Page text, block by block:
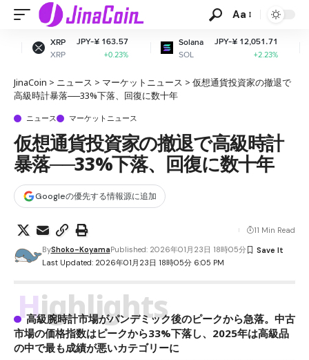
Aa
JPY-¥ 163.57
+0.23%
Solana
SOL
JPY-¥ 12,051.71
+2.23%
Dogecoin
DOGE
JinaCoin > ニュース > マーケットニュース > 仮想通貨投資家の撤退で
高級時計暴落──33%下落、回復に数十年
ニュース マーケットニュース
仮想通貨投資家の撤退で高級時計
暴落──33%下落、回復に数十年
Googleの優先する情報源に追加
Last Updated: 2026年01月23日 18時05分 6:05 PM
ByShoko-KoyamaPublished: 2026年01月23日 18時05分
11 Min Read
Highlights
高級腕時計市場がパンデミック後のピークから急落。中古
市場の価格指数はピークから33%下落し、2025年は高級品
の中で最も成績が悪いカテゴリーに